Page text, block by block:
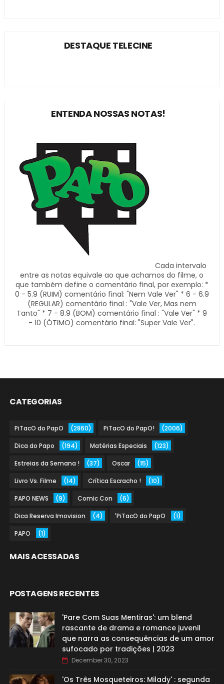
DESTAQUE TELECINE
ENTENDA NOSSAS NOTAS!
Cada intervalo
entre as notas equivale ao que achamos do filme, o
que também define o comentário final, por exemplo: *
0 - 5.9 (RUIM) comentário final: "Nem Vale Ver" * 6 - 6.9
(REGULAR) comentário final : "Vale Ver, Mas nem
Tanto" * 7 - 8.9 (BOM) comentário final : "Vale Ver" * 9
- 10 (ÓTIMO) comentário final: "Super Vale Ver".
CATEGORIAS
PiTacO do PapO (2860) PiTacO do PapO! (2006)
Dica do Papo (194) Matérias Especiais (123)
Estreias da Semana ! (37) Oscar (15)
Livro Vs. Filme (14) Crítica Escracho ! (10)
PAPO NEWS (9) Comic Con (6)
Dica Reserva Imovision (4) 'PiTacO do PapO (1)
PAPO (1)
MAIS ACESSADAS
POSTAGENS RECENTES
'Pare Com Suas Mentiras': um blend
rascante de drama e romance juvenil
que narra as consequências de um amor
sufocado por tradições | 2023
December 30, 2023
'Os Três Mosqueteiros: Milady' : segunda